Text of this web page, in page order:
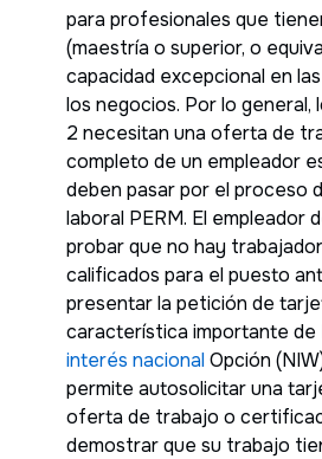
para profesionales que
(maestría o superior, o
capacidad excepcional en
los negocios. Por lo general,
2 necesitan una oferta de
completo de un empleador
deben pasar por el proceso
laboral PERM. El empleador
probar que no hay
calificados para el puesto
presentar la petición de
característica importante de
interés nacionalOpción
permite autosolicitar una
oferta de trabajo o
demostrar que su trabajo